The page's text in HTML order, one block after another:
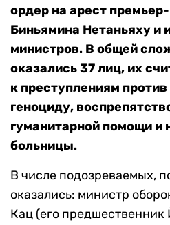
ордер на арест
Биньямина Нетаньяху и
министров. В общей
оказались 37 лиц, их
к преступлениям
геноциду,
гуманитарной помощи и
больницы.
В числе подозреваемых,
оказались: министр
Кац (его предшественник